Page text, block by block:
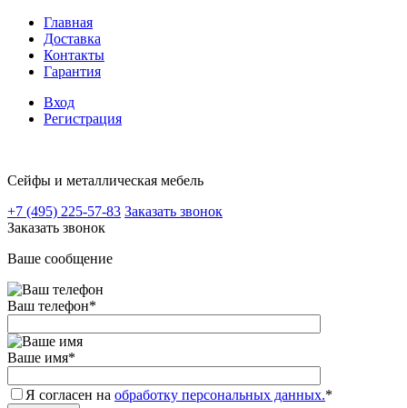
Главная
Доставка
Контакты
Гарантия
Вход
Регистрация
Сейфы и металлическая мебель
+7 (495) 225-57-83 Заказать звонок
Заказать звонок
Ваше сообщение
Ваш телефон*
Ваше имя*
Я согласен на обработку персональных данных.*